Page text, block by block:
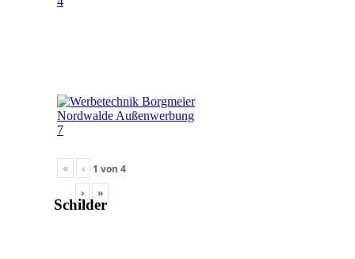
« ‹ 1 von4
›
»
Schilder